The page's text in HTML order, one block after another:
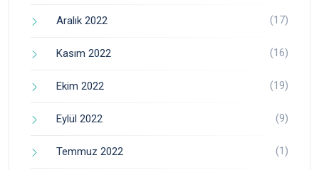
Aralık 2022 (17)
Kasım 2022 (16)
Ekim 2022 (19)
Eylül 2022 (9)
Temmuz 2022 (1)